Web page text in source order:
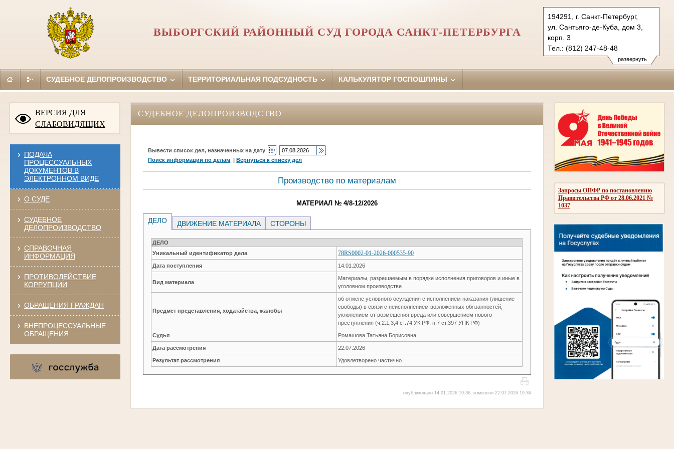
развернуть
194291, г. Санкт-Петербург,
ул. Сантьяго-де-Куба, дом 3,
корп. 3
Тел.: (812) 247-48-48
247-48-03
247-48-04 (приемн.)
ВЫБОРГСКИЙ РАЙОННЫЙ СУД ГОРОДА САНКТ-ПЕТЕРБУРГА
СУДЕБНОЕ ДЕЛОПРОИЗВОДСТВО ТЕРРИТОРИАЛЬНАЯ ПОДСУДНОСТЬ КАЛЬКУЛЯТОР ГОСПОШЛИНЫ
ВЕРСИЯ ДЛЯ
СЛАБОВИДЯЩИХ
ПОДАЧА
ПРОЦЕССУАЛЬНЫХ
ДОКУМЕНТОВ В
ЭЛЕКТРОННОМ ВИДЕ
О СУДЕ
СУДЕБНОЕ
ДЕЛОПРОИЗВОДСТВО
СПРАВОЧНАЯ
ИНФОРМАЦИЯ
ПРОТИВОДЕЙСТВИЕ
КОРРУПЦИИ
ОБРАЩЕНИЯ ГРАЖДАН
ВНЕПРОЦЕССУАЛЬНЫЕ
ОБРАЩЕНИЯ
Запросы ОПФР по постановлению
Правительства РФ от 28.06.2021 №
1037
СУДЕБНОЕ ДЕЛОПРОИЗВОДСТВО
Вывести список дел, назначенных на дату
Поиск информации по делам |Вернуться к списку дел
Производство по материалам
МАТЕРИАЛ № 4/8-12/2026
ДЕЛО ДВИЖЕНИЕ МАТЕРИАЛА СТОРОНЫ
ДЕЛО
Уникальный идентификатор дела
78RS0002-01-2026-000535-90
Дата поступления 14.01.2026
Вид материала
Материалы, разрешаемым в порядке исполнения приговоров и иные в
уголовном производстве
Предмет представления, ходатайства, жалобы
об отмене условного осуждения с исполнением наказания (лишение
свободы) в связи с неисполнением возложенных обязанностей,
уклонением от возмещения вреда или совершением нового
преступления (ч.2.1,3,4 ст.74 УК РФ, п.7 ст.397 УПК РФ)
Судья Ромашова Татьяна Борисовна
Дата рассмотрения 22.07.2026
Результат рассмотрения Удовлетворено частично
опубликовано 14.01.2026 19:36, изменено 22.07.2026 19:36